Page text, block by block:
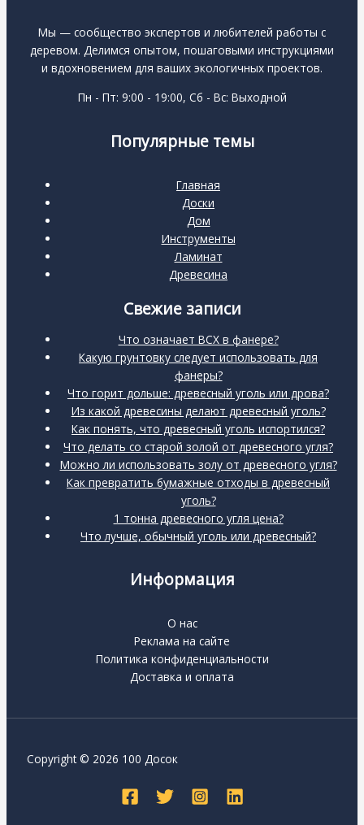
Мы — сообщество экспертов и любителей работы с
деревом. Делимся опытом, пошаговыми инструкциями
и вдохновением для ваших экологичных проектов.
Пн - Пт: 9:00 - 19:00, Сб - Вс: Выходной
Популярные темы
Главная
Доски
Дом
Инструменты
Ламинат
Древесина
Свежие записи
Что означает BCX в фанере?
Какую грунтовку следует использовать для
фанеры?
Что горит дольше: древесный уголь или дрова?
Из какой древесины делают древесный уголь?
Как понять, что древесный уголь испортился?
Что делать со старой золой от древесного угля?
Можно ли использовать золу от древесного угля?
Как превратить бумажные отходы в древесный
уголь?
1 тонна древесного угля цена?
Что лучше, обычный уголь или древесный?
Информация
О нас
Реклама на сайте
Политика конфиденциальности
Доставка и оплата
Copyright © 2026 100 Досок